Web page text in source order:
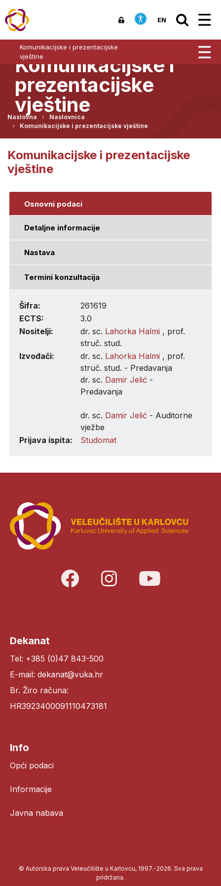
EN
Komunikacijske i prezentacijske
vještine
Komunikacijske i
prezentacijske
vještine
Naslovna
Naslovnica
Komunikacijske i prezentacijske vještine
Komunikacijske i prezentacijske
vještine
Osnovni podaci
Detaljne informacije
Nastava
Termini konzultacija
Šifra:
261619
ECTS:
3.0
Nositelji:
dr. sc. Lahorka Halmi , prof.
struč. stud.
Izvođači:
dr. sc. Lahorka Halmi , prof.
struč. stud. - Predavanja
dr. sc. Damir Jelić -
Predavanja
dr. sc. Damir Jelić - Auditorne
vježbe
Prijava ispita:
Studomat
Dekanat
Tel: +385 (0)47 843-500
E-mail: dekanat@vuka.hr
Br. Žiro računa:
HR3923400091110473181
Info
Opći podaci
Informacije
Javna nabava
© Autorska prava Veleučilište u Karlovcu, 1997.-2026. Sva prava
pridržana.